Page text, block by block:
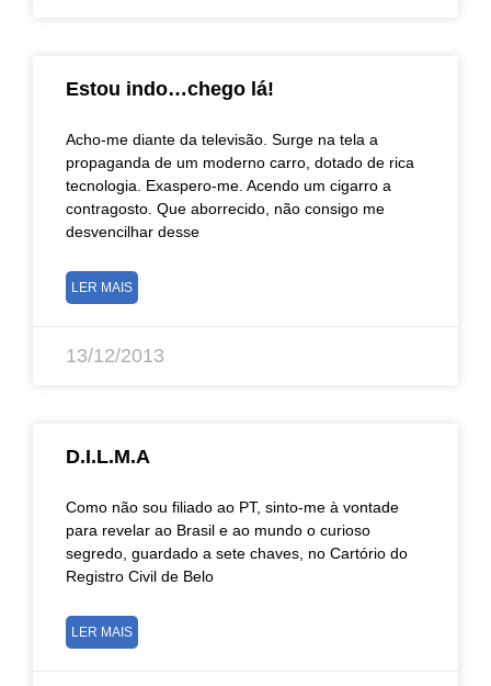
Estou indo…chego lá!
Acho-me diante da televisão. Surge na tela a
propaganda de um moderno carro, dotado de rica
tecnologia. Exaspero-me. Acendo um cigarro a
contragosto. Que aborrecido, não consigo me
desvencilhar desse
LER MAIS
13/12/2013
D.I.L.M.A
Como não sou filiado ao PT, sinto-me à vontade
para revelar ao Brasil e ao mundo o curioso
segredo, guardado a sete chaves, no Cartório do
Registro Civil de Belo
LER MAIS